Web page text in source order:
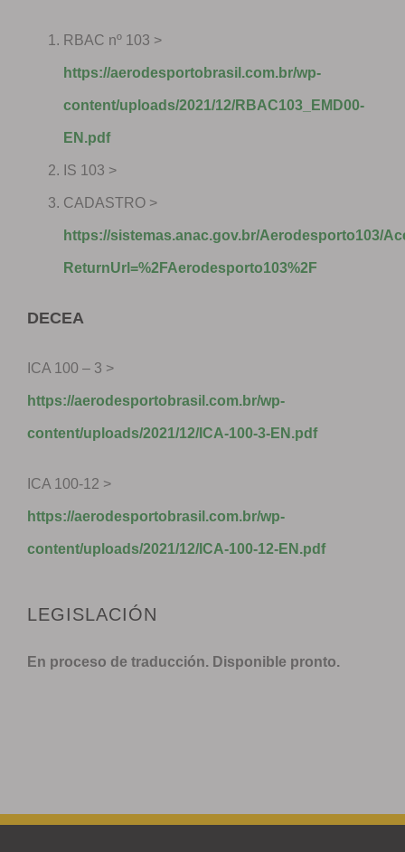
RBAC nº 103 >
https://aerodesportobrasil.com.br/wp-
content/uploads/2021/12/RBAC103_EMD00-
EN.pdf
IS 103 >
CADASTRO >
https://sistemas.anac.gov.br/Aerodesporto103/
ReturnUrl=%2FAerodesporto103%2F
DECEA
ICA 100 – 3 >
https://aerodesportobrasil.com.br/wp-
content/uploads/2021/12/ICA-100-3-EN.pdf
ICA 100-12 >
https://aerodesportobrasil.com.br/wp-
content/uploads/2021/12/ICA-100-12-EN.pdf
LEGISLACIÓN
En proceso de traducción. Disponible pronto.